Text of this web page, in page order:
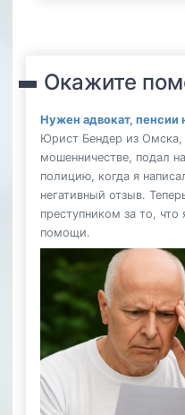
Окажите
Нужен адвокат, пенсии
Юрист Бендер из
мошенничестве, подал
полицию, когда я
негативный отзыв.
преступником за то,
помощи.